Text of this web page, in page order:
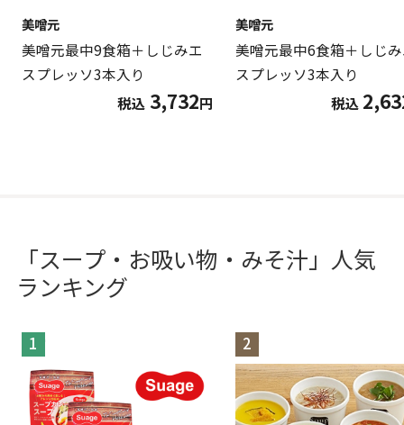
美噌元
美噌元最中9食箱＋しじみエ
スプレッソ3本入り
税込 3,732円
美噌元
美噌元最中6食箱＋しじ
スプレッソ3本入り
税込
「スープ・お吸い物・みそ汁」人気
ランキング
1 2